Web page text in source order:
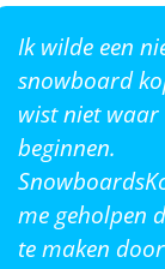
Ik wilde een
snowboard
wist niet waar
beginnen.
me geholpen
te maken